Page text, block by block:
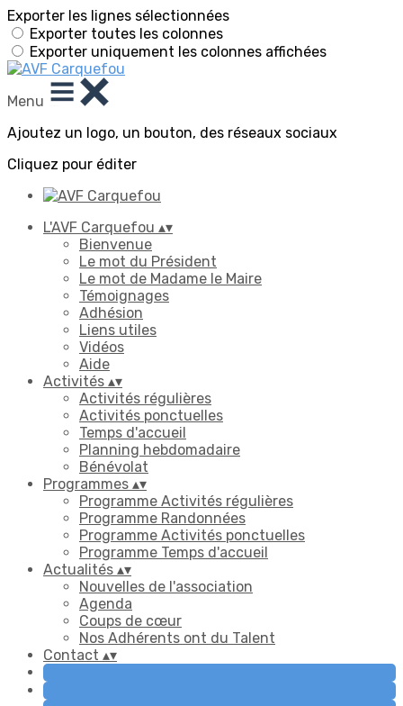
Exporter les lignes sélectionnées
Exporter toutes les colonnes
Exporter uniquement les colonnes affichées
Menu
Ajoutez un logo, un bouton, des réseaux sociaux
Cliquez pour éditer
L'AVF Carquefou ▴▾
Bienvenue
Le mot du Président
Le mot de Madame le Maire
Témoignages
Adhésion
Liens utiles
Vidéos
Aide
Activités ▴▾
Activités régulières
Activités ponctuelles
Temps d'accueil
Planning hebdomadaire
Bénévolat
Programmes ▴▾
Programme Activités régulières
Programme Randonnées
Programme Activités ponctuelles
Programme Temps d'accueil
Actualités ▴▾
Nouvelles de l'association
Agenda
Coups de cœur
Nos Adhérents ont du Talent
Contact ▴▾